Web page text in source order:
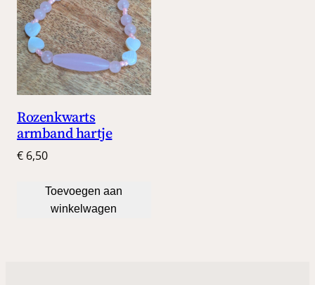
Rozenkwarts
armband hartje
€ 6,50
Toevoegen aan
winkelwagen